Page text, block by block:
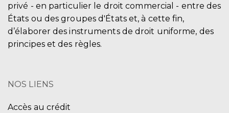
privé - en particulier le droit commercial - entre des
États ou des groupes d'États et, à cette fin,
d’élaborer des instruments de droit uniforme, des
principes et des règles.
NOS LIENS
Accès au crédit